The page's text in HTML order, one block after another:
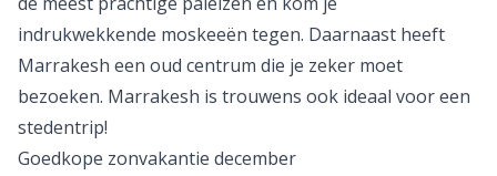
indrukwekkende moskeeën tegen. Daarnaast heeft
Marrakesh een oud centrum die je zeker moet
bezoeken. Marrakesh is trouwens ook ideaal voor een
stedentrip!
Goedkope zonvakantie december